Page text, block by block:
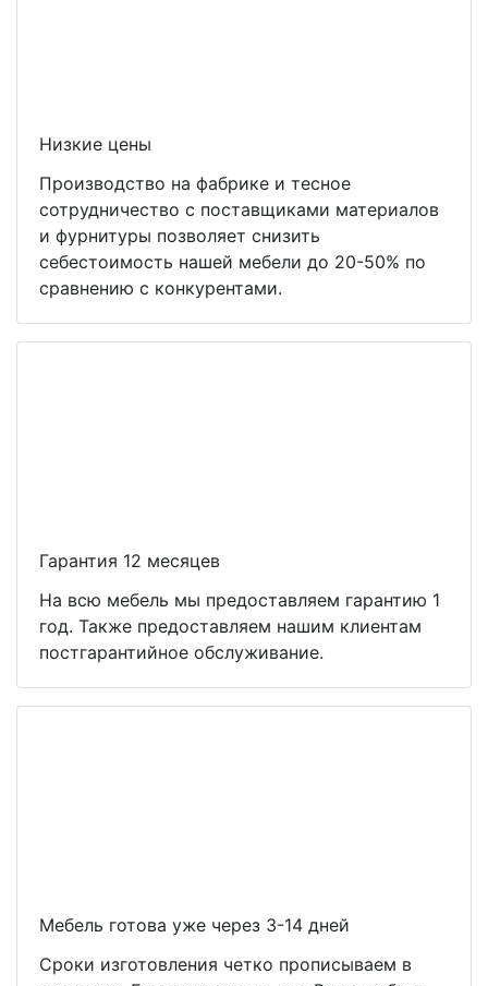
Низкие цены
Производство на фабрике и тесное
сотрудничество с поставщиками материалов
и фурнитуры позволяет снизить
себестоимость нашей мебели до 20-50% по
сравнению с конкурентами.
Гарантия 12 месяцев
На всю мебель мы предоставляем гарантию 1
год. Также предоставляем нашим клиентам
постгарантийное обслуживание.
Мебель готова уже через 3-14 дней
Сроки изготовления четко прописываем в